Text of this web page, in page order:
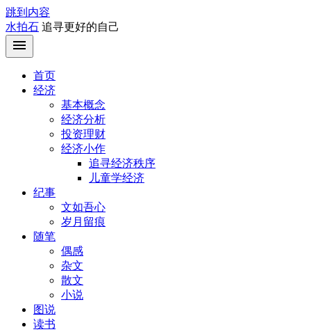
跳到内容
水拍石 追寻更好的自己
首页
经济
基本概念
经济分析
投资理财
经济小作
追寻经济秩序
儿童学经济
纪事
文如吾心
岁月留痕
随笔
偶感
杂文
散文
小说
图说
读书